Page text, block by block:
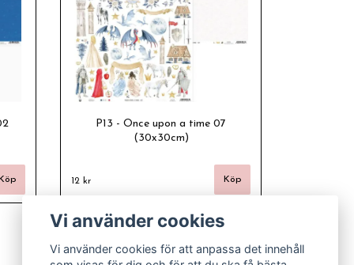
P13 - Once upon a time 07
(30x30cm)
12 kr
Vi använder cookies
Vi använder cookies för att anpassa det innehåll